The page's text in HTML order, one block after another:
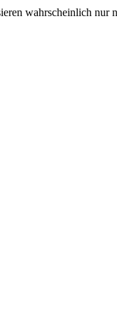
wahrscheinlich nur